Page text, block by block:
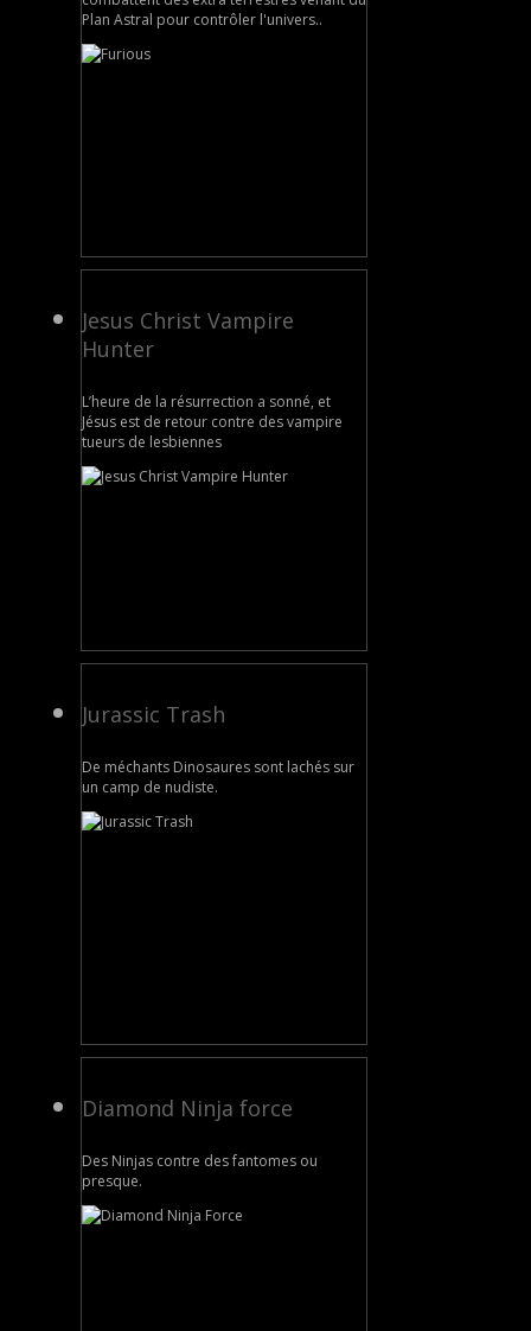
Plan Astral pour contrôler l'univers..
Jesus Christ Vampire
Hunter
L’heure de la résurrection a sonné, et
Jésus est de retour contre des vampire
tueurs de lesbiennes
Jurassic Trash
De méchants Dinosaures sont lachés sur
un camp de nudiste.
Diamond Ninja force
Des Ninjas contre des fantomes ou
presque.